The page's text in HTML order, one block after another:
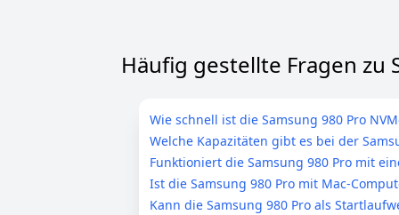
Häufig gestellte Fragen zu
Wie schnell ist die Samsung 980 Pro
Welche Kapazitäten gibt es bei der
Funktioniert die Samsung 980 Pro mit
Ist die Samsung 980 Pro mit Mac-
Kann die Samsung 980 Pro als